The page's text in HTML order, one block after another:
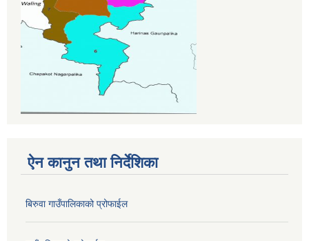
ऐन कानुन तथा निर्देशिका
बिरुवा गाउँपालिकाको प्रोफाईल